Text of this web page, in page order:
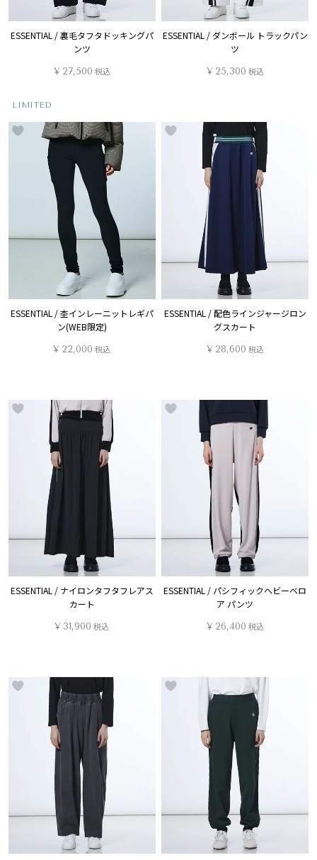
ESSENTIAL / 裏毛タフタドッキングパ
ンツ
¥ 27,500 税込
ESSENTIAL / ダンボール トラックパン
ツ
¥ 25,300 税込
LIMITED
ESSENTIAL / 杢インレーニットレギパ
ン(WEB限定)
¥ 22,000 税込
ESSENTIAL / 配色ラインジャージロン
グスカート
¥ 28,600 税込
ESSENTIAL / ナイロンタフタフレアス
カート
¥ 31,900 税込
ESSENTIAL / パシフィックヘビーベロ
ア パンツ
¥ 26,400 税込